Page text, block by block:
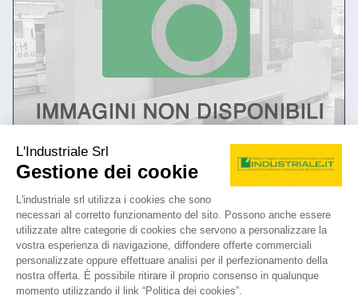
annuncio
HURTH kf32a
prezzo su richiesta
Localizzazione: 🇮🇹 Italia
25IND731
sorem